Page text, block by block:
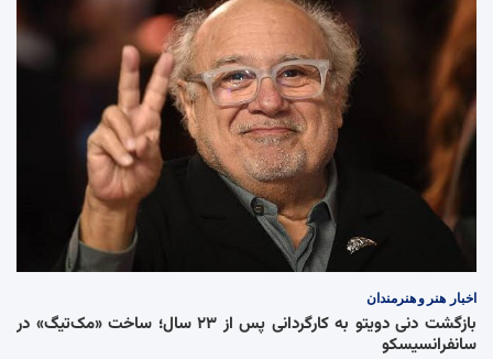
اخبار هنر و هنرمندان
بازگشت دنی دویتو به کارگردانی پس از ۲۳ سال؛ ساخت «مک‌تیگ» در
سانفرانسیسکو